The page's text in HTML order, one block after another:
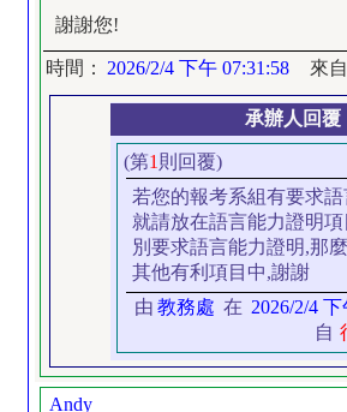
謝謝您!
時間： 2026/2/4 下午 07:31:58 來
承辦人回覆
(第1 則回覆)
若您的報考系組有要求
就請放在語言能力證明
別要求語言能力證明,那
其他有利項目中,謝謝
由 教務處 在 2026/2/4
自
Andy